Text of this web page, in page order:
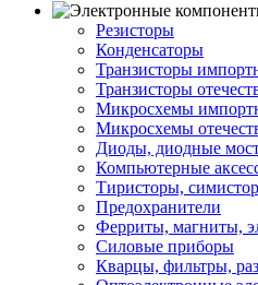
Резисторы
Конденсаторы
Транзисторы
Транзисторы
Микросхемы
Микросхемы
Диоды, диодные
Компьютерные
Тиристоры,
Предохранители
Ферриты, магниты,
Силовые приборы
Кварцы, фильтры,